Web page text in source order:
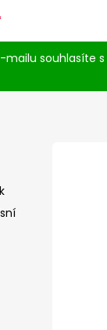
mailu souhlasíte s